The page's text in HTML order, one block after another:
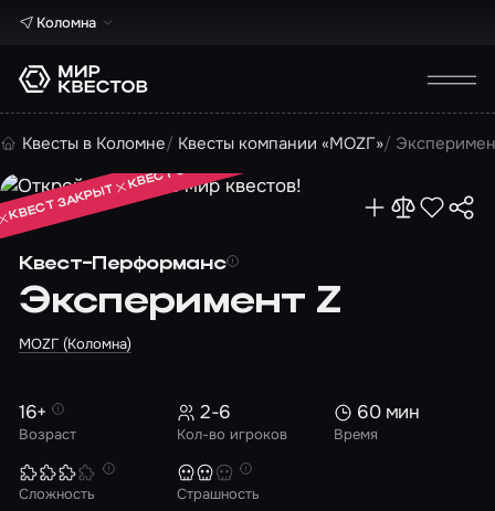
Коломна
Квесты в Коломне Квесты компании «МОZГ»
Квест-Перформанс
Эксперимент Z
МОZГ (Коломна)
КВЕСТ ЗАКРЫТ
КВЕСТ ЗАКРЫТ
КВЕСТ ЗАКРЫТ
Возраст
16+
Кол-во игроков
2-6
Время
60 мин
Сложность Страшность